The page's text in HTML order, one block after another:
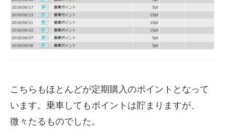
こちらもほとんどが定期購入のポイントとなって
います。乗車してもポイントは貯まりますが、
微々たるものでした。